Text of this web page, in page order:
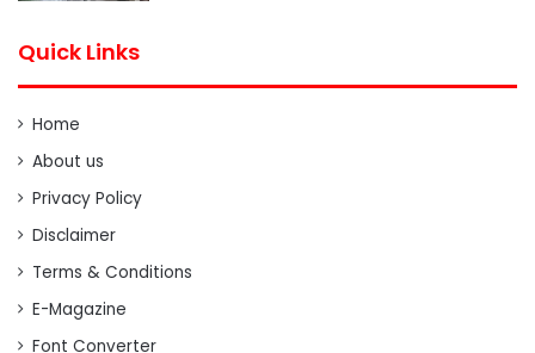
Quick Links
Home
About us
Privacy Policy
Disclaimer
Terms & Conditions
E-Magazine
Font Converter